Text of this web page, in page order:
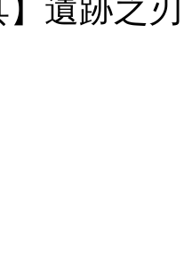
】遺跡之